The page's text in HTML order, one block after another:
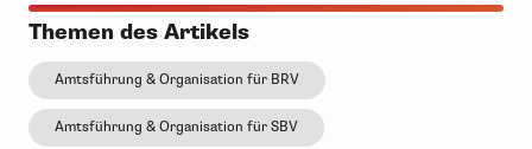
Themen des Artikels
Amtsführung & Organisation für BRV
Amtsführung & Organisation für SBV